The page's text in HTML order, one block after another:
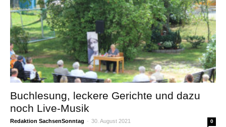
Buchlesung, leckere Gerichte und dazu
noch Live-Musik
Redaktion SachsenSonntag - 30. August 2021 0